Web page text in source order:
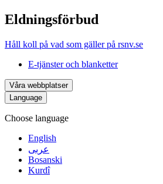
Eldningsförbud
Håll koll på vad som gäller på rsnv.se
E-tjänster och blanketter
Våra webbplatser
Language
Choose language
English
عربى
Bosanski
Kurdî